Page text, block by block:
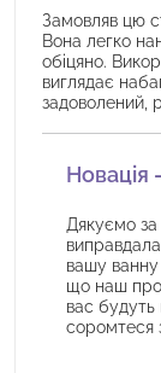
Замовляв цю
Вона легко
обіцяно.
виглядає
задоволений,
Новація
Дякуємо за
вашу
що наш
вас будуть
соромтеся